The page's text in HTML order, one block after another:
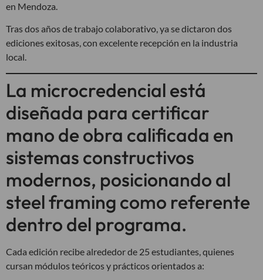
en Mendoza.
Tras dos años de trabajo colaborativo, ya se dictaron dos
ediciones exitosas, con excelente recepción en la industria
local.
La microcredencial está
diseñada para certificar
mano de obra calificada en
sistemas constructivos
modernos, posicionando al
steel framing como referente
dentro del programa.
Cada edición recibe alrededor de 25 estudiantes, quienes
cursan módulos teóricos y prácticos orientados a: